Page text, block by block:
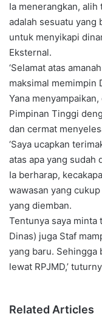
Ia menerangkan,
adalah sesuatu yang
untuk menyikapi
Eksternal.
‘Selamat atas
maksimal memimpin
Yana
Pimpinan Tinggi
dan cermat
‘Saya ucapkan
atas apa yang sudah
Ia berharap,
wawasan yang
yang diemban.
Tentunya saya
Dinas) juga Staf
yang baru. Sehingga
lewat RPJMD,’
Related Articles